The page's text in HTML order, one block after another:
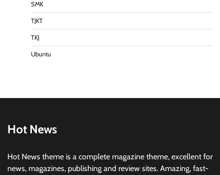
SMK
TJKT
TKJ
Ubuntu
Hot News
Hot News theme is a complete magazine theme, excellent for
news, magazines, publishing and review sites. Amazing, fast-